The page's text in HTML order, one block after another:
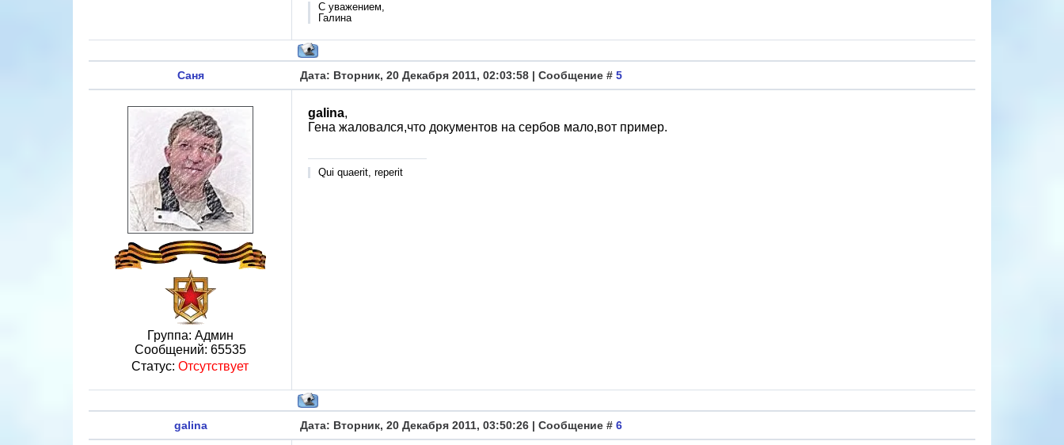
С уважением,
Галина
Саня Дата: Вторник, 20 Декабря 2011, 02:03:58 | Сообщение # 5
Группа: Админ
Сообщений: 65535
Статус: Отсутствует
galina,
Гена жаловался,что документов на сербов мало,вот пример.
Qui quaerit, reperit
galina Дата: Вторник, 20 Декабря 2011, 03:50:26 | Сообщение # 6